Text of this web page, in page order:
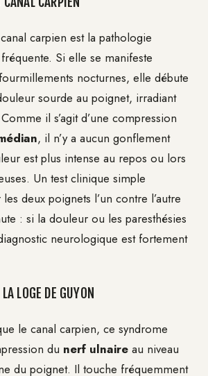
carpien est la pathologie
Si elle se manifeste
nocturnes, elle débute
sourde au poignet, irradiant
il s’agit d’une compression
, il n’y a aucun gonflement
est plus intense au repos ou lors
Un test clinique simple
deux poignets l’un contre l’autre
: si la douleur ou les paresthésies
neurologique est fortement
LOGE DE GUYON
le canal carpien, ce syndrome
du nerf ulnaire au niveau
du poignet. Il touche fréquemment